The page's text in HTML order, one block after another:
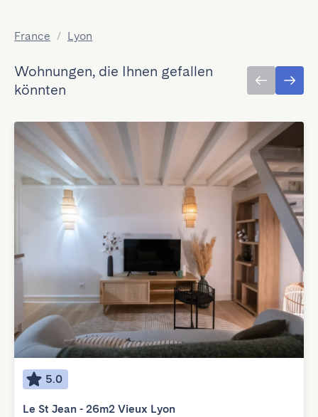
France / Lyon
Wohnungen, die Ihnen gefallen
könnten
5.0
Le St Jean - 26m2 Vieux Lyon